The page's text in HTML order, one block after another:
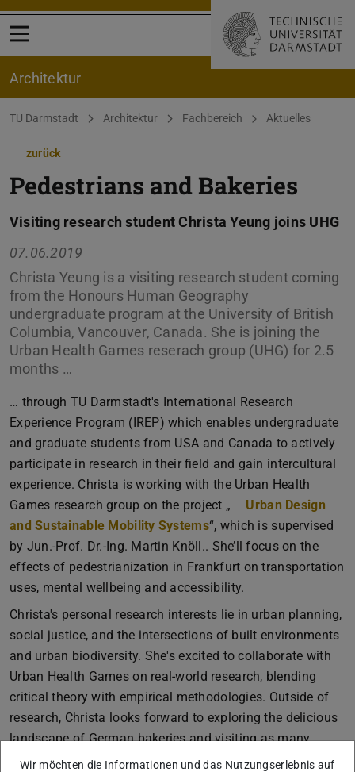
Menü öffnen
Architektur
Sie befinden sich hier:
TU Darmstadt Architektur Fachbereich Aktuelles
zurück
Pedestrians and Bakeries
Visiting research student Christa Yeung joins UHG
07.06.2019
Christa Yeung is a visiting research student coming
from the Honours Human Geography
undergraduate program at the University of British
Columbia, Vancouver, Canada. She is joining the
Urban Health Games reserach group (UHG) for 2.5
months …
… through TU Darmstadt's International Research
Experience Program (IREP) which enables undergraduate
and graduate students from USA and Canada to actively
participate in research in their field and gain intercultural
experience. Christa is working with the Urban Health
Games research group on the project „
Urban Design
and Sustainable Mobility Systems“, which is supervised
by Jun.-Prof. Dr.-Ing. Martin Knöll.. She’ll focus on the
effects of pedestrianization in Frankfurt on transportation
uses, mental wellbeing and accessibility.
Christa's personal research interests lie in urban planning,
social justice, and the intersections of built environments
and urban biodiversity. She's excited to collaborate with
Urban Health Games on real-world research, blending
critical theory with empirical methodologies. Outside of
research, Christa looks forward to exploring the delicious
landscape of German bakeries and visiting as many
museums as possible.
Wir möchten die Informationen und das Nutzungserlebnis auf